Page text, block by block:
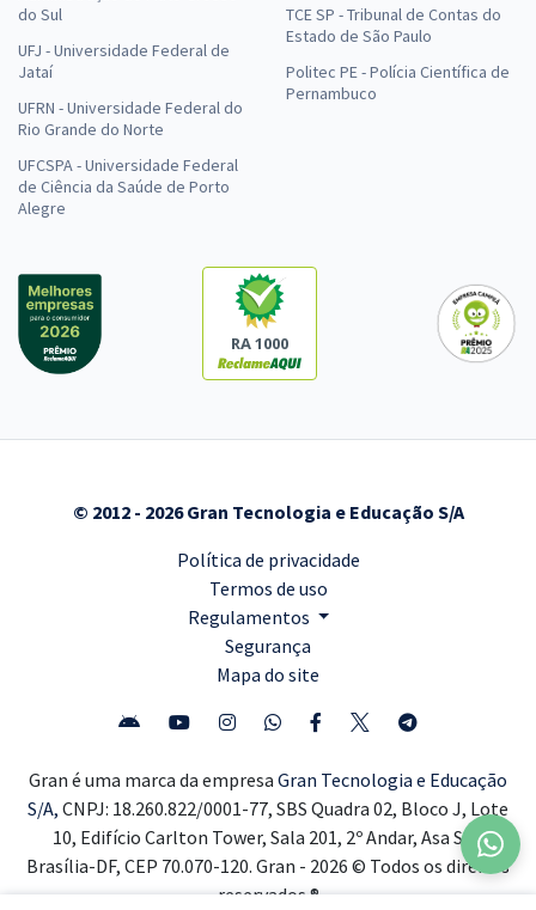
do Sul
UFJ - Universidade Federal de
Jataí
UFRN - Universidade Federal do
Rio Grande do Norte
UFCSPA - Universidade Federal
de Ciência da Saúde de Porto
Alegre
TCE SP - Tribunal de Contas do
Estado de São Paulo
Politec PE - Polícia Científica de
Pernambuco
RA 1000
© 2012 - 2026 Gran Tecnologia e Educação S/A
Política de privacidade
Termos de uso
Regulamentos
Segurança
Mapa do site
Gran é uma marca da empresa Gran Tecnologia e Educação
S/A, CNPJ: 18.260.822/0001-77, SBS Quadra 02, Bloco J, Lote
10, Edifício Carlton Tower, Sala 201, 2º Andar, Asa Sul,
Brasília-DF, CEP 70.070-120. Gran - 2026 © Todos os direitos
reservados ®